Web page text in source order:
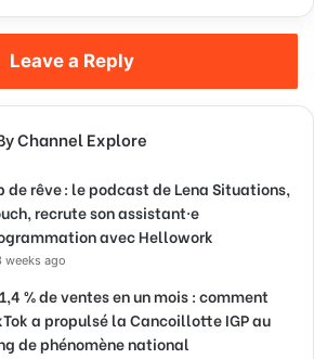
Leave a Reply
Channel Explore
de rêve : le podcast de Lena Situations,
recrute son assistant·e
avec Hellowork
weeks ago
% de ventes en un mois : comment
a propulsé la Cancoillotte IGP au
de phénomène national